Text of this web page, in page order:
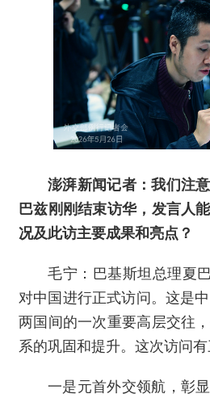
澎湃新闻记者：我们注
巴兹刚刚结束访华，发言人
况及此访主要成果和亮点？
毛宁：巴基斯坦总理夏
对中国进行正式访问。这是
两国间的一次重要高层交往
系的巩固和提升。这次访问有
一是元首外交领航，彰